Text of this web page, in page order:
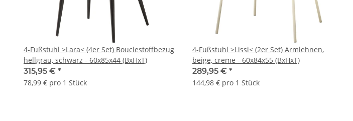
4-Fußstuhl >Lara< (4er Set) Bouclestoffbezug
hellgrau, schwarz - 60x85x44 (BxHxT)
315,95 € *
78,99 € pro 1 Stück
4-Fußstuhl >Lissi< (2er Set) Armlehnen,
beige, creme - 60x84x55 (BxHxT)
289,95 € *
144,98 € pro 1 Stück